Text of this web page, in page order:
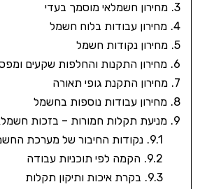
מחירון חשמלאי מוסמך בעדי
מחירון עבודות בלוח חשמל
מחירון נקודות חשמל
מחירון התקנות והחלפות שקעים
מחירון התקנת גופי תאורה
מחירון עבודות נוספות בחשמל
מניעת תקלות חמורות – בזכות
נקודות החיבור של מערכת
הקמה לפי תוכניות עבודה
בקרת איכות ותיקון תקלות